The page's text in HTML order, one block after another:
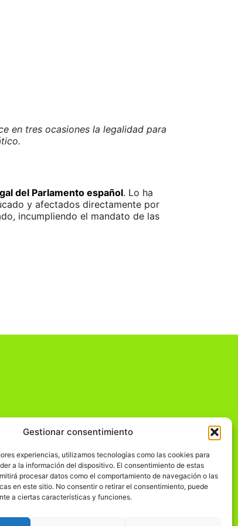
Gestionar consentimiento
experiencias, utilizamos tecnologías como las cookies para
a la información del dispositivo. El consentimiento de estas
procesar datos como el comportamiento de navegación o las
en este sitio. No consentir o retirar el consentimiento, puede
a ciertas características y funciones.
en tres ocasiones la legalidad para
del Parlamento español. Lo ha
y afectados directamente por
incumpliendo el mandato de las